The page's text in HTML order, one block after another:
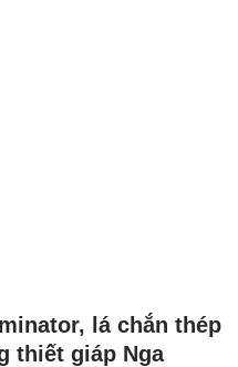
lá chắn thép
thiết giáp Nga